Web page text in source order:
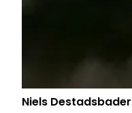
Niels